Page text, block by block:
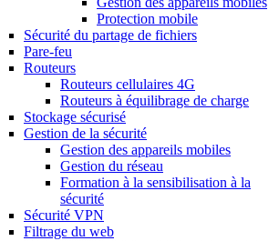
Protection mobile
Sécurité du partage de fichiers
Pare-feu
Routeurs
Routeurs cellulaires 4G
Routeurs à équilibrage de charge
Stockage sécurisé
Gestion de la sécurité
Gestion des appareils mobiles
Gestion du réseau
Formation à la sensibilisation à la
sécurité
Sécurité VPN
Filtrage du web